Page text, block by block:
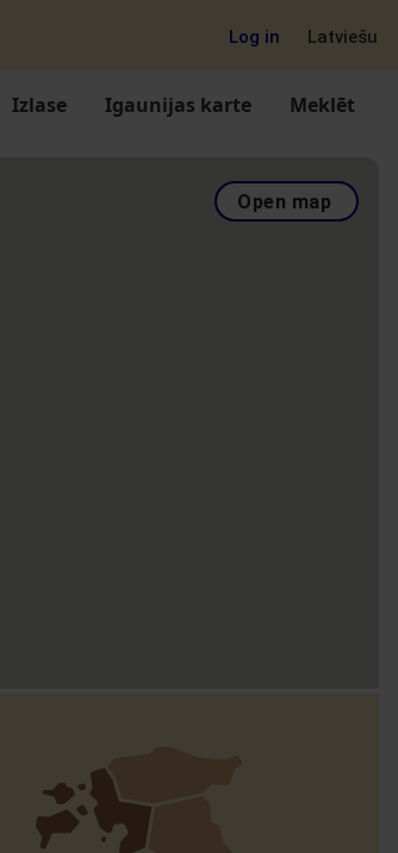
Log in Latviešu
Izlase Igaunijas karte Meklēt
Open map